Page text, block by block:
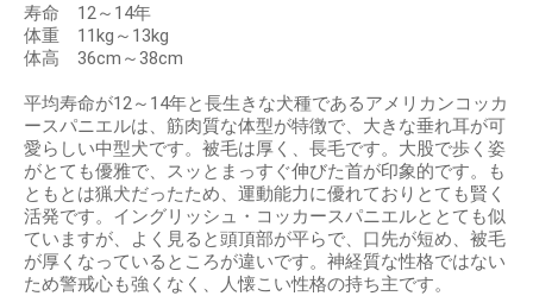
寿命 12～14年
体重 11kg～13kg
体高 36cm～38cm
平均寿命が12～14年と長生きな犬種であるアメリカンコッカ
ースパニエルは、筋肉質な体型が特徴で、大きな垂れ耳が可
愛らしい中型犬です。被毛は厚く、長毛です。大股で歩く姿
がとても優雅で、スッとまっすぐ伸びた首が印象的です。も
ともとは猟犬だったため、運動能力に優れておりとても賢く
活発です。イングリッシュ・コッカースパニエルととても似
ていますが、よく見ると頭頂部が平らで、口先が短め、被毛
が厚くなっているところが違いです。神経質な性格ではない
ため警戒心も強くなく、人懐こい性格の持ち主です。